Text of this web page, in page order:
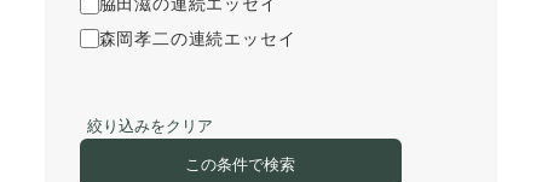
森岡孝二の連続エッセイ
絞り込みをクリア
この条件で検索